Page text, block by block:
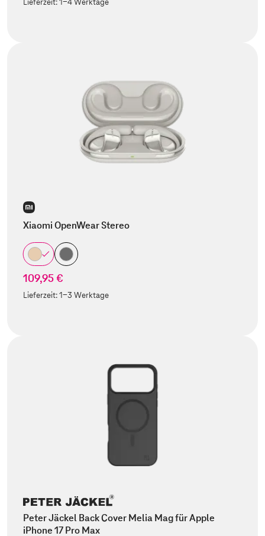
Lieferzeit:1-4 Werktage
Xiaomi OpenWear Stereo
109,95 €
Lieferzeit:1-3 Werktage
Peter Jäckel Back Cover Melia Mag für Apple
iPhone 17 Pro Max